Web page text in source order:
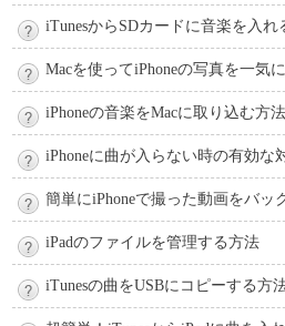
iTunesからSDカードに音楽を入れ
Macを使ってiPhoneの写真を一気
iPhoneの音楽をMacに取り込む方法
iPhoneに曲が入らない時の有効な
簡単にiPhoneで撮った動画をバッ
iPadのファイルを管理する方法
iTunesの曲をUSBにコピーする方